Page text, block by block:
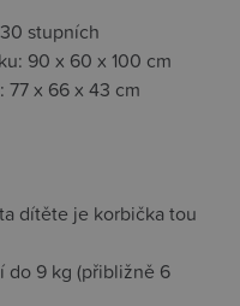
stupních
90 x 60 x 100 cm
77 x 66 x 43 cm
dítěte je korbička tou
do 9 kg (přibližně 6